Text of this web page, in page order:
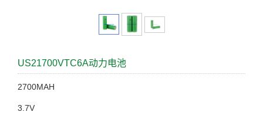
US21700VTC6A动力电池
2700MAH
3.7V